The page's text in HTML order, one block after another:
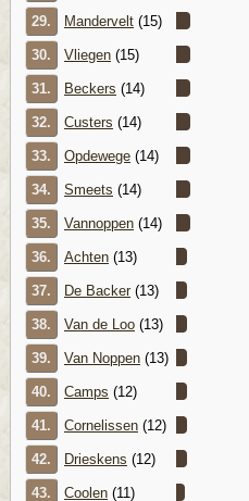
29. Mandervelt (15)
30. Vliegen (15)
31. Beckers (14)
32. Custers (14)
33. Opdewege (14)
34. Smeets (14)
35. Vannoppen (14)
36. Achten (13)
37. De Backer(13)
38. Van de Loo (13)
39. Van Noppen (13)
40. Camps (12)
41. Cornelissen (12)
42. Drieskens (12)
43. Coolen (11)